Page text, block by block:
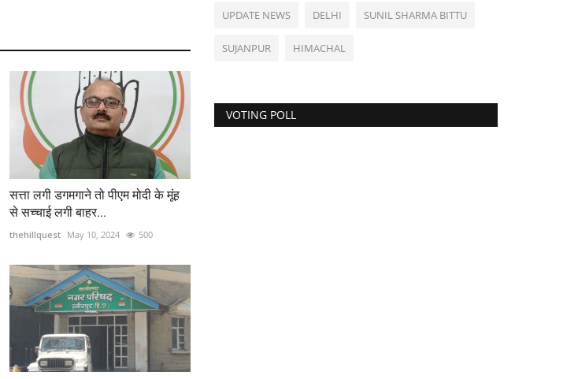
सत्ता लगी डगमगाने तो पीएम मोदी के मूंह
से सच्चाई लगी बाहर...
thehillquest May 10, 2024 500
UPDATE NEWS DELHI SUNIL SHARMA BITTU
SUJANPUR HIMACHAL
VOTING POLL